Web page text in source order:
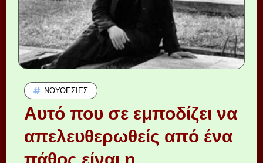
ΝΟΥΘΕΣΊΕΣ
Αυτό που σε εμποδίζει να
απελευθερωθείς από ένα